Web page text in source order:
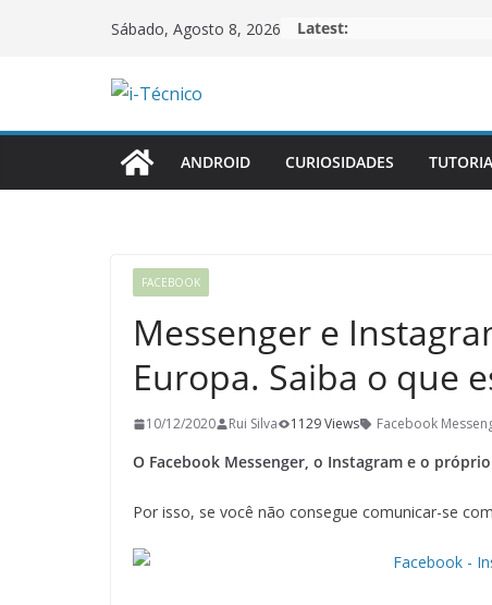
Sábado, Agosto 8, 2026 Latest:
ANDROID CURIOSIDADES
FACEBOOK
Messenger e
Europa. Saiba o que
10/12/2020 Rui Silva 1129 Views Facebook
O Facebook Messenger, o Instagram e o
Por isso, se você não consegue comunicar-se